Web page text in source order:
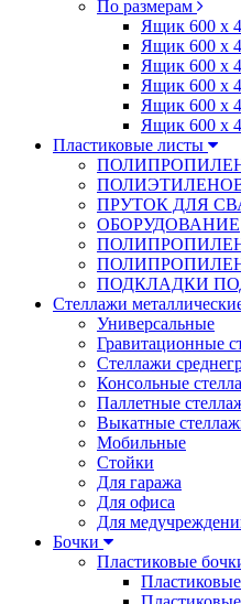
По размерам
Ящик 600 х
Ящик 600 х
Ящик 600 х
Ящик 600 х
Ящик 600 х
Ящик 600 х
Пластиковые листы
ПРУТОК ДЛЯ
ОБОРУДОВАНИЕ
ПОДКЛАДКИ
Стеллажи
Универсальные
Гравитационные
Стеллажи
Консольные
Паллетные
Выкатные
Мобильные
Стойки
Для гаража
Для офиса
Для
Бочки
Пластиковые